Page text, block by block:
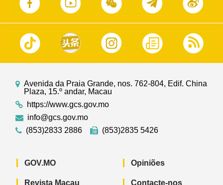
Avenida da Praia Grande, nos. 762-804, Edif. China
Plaza, 15.º andar, Macau
https://www.gcs.gov.mo
info@gcs.gov.mo
(853)2833 2886
(853)2835 5426
GOV.MO
Revista Macau
Opiniões
Contacte-nos